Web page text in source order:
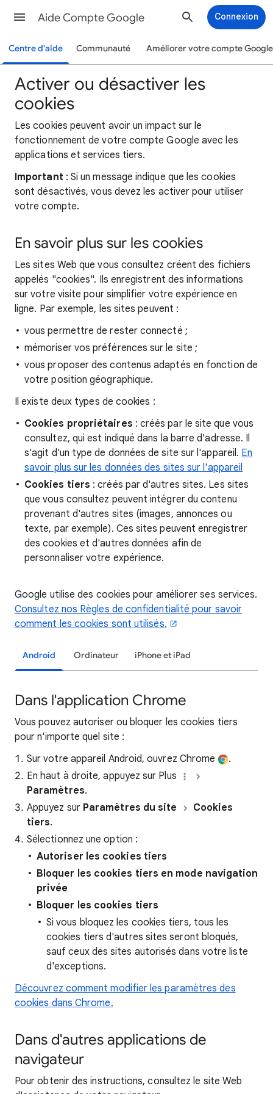
Aide Compte Google Connexion
Centre d'aide Communauté Améliorer votre compte Google
Activer ou désactiver les
cookies
Les cookies peuvent avoir un impact sur le
fonctionnement de votre compte Google avec les
applications et services tiers.
Important : Si un message indique que les cookies
sont désactivés, vous devez les activer pour utiliser
votre compte.
En savoir plus sur les cookies
Les sites Web que vous consultez créent des fichiers
appelés "cookies". Ils enregistrent des informations
sur votre visite pour simplifier votre expérience en
ligne. Par exemple, les sites peuvent :
vous permettre de rester connecté ;
mémoriser vos préférences sur le site ;
vous proposer des contenus adaptés en fonction de
votre position géographique.
Il existe deux types de cookies :
Cookies propriétaires : créés par le site que vous
consultez, qui est indiqué dans la barre d'adresse. Il
s'agit d'un type de données de site sur l'appareil. En
savoir plus sur les données des sites sur l'appareil
Cookies tiers : créés par d'autres sites. Les sites
que vous consultez peuvent intégrer du contenu
provenant d'autres sites (images, annonces ou
texte, par exemple). Ces sites peuvent enregistrer
des cookies et d'autres données afin de
personnaliser votre expérience.
Google utilise des cookies pour améliorer ses services.
Consultez nos Règles de confidentialité pour savoir
comment les cookies sont utilisés.
Android Ordinateur iPhone et iPad
Dans l'application Chrome
Vous pouvez autoriser ou bloquer les cookies tiers
pour n'importe quel site :
Sur votre appareil Android, ouvrez Chrome
.
En haut à droite, appuyez sur Plus
Paramètres.
Appuyez sur Paramètres du site
Cookies
tiers.
Sélectionnez une option :
Autoriser les cookies tiers
Bloquer les cookies tiers en mode navigation
privée
Bloquer les cookies tiers
Si vous bloquez les cookies tiers, tous les
cookies tiers d'autres sites seront bloqués,
sauf ceux des sites autorisés dans votre liste
d'exceptions.
Découvrez comment modifier les paramètres des
cookies dans Chrome.
Dans d'autres applications de
navigateur
Pour obtenir des instructions, consultez le site Web